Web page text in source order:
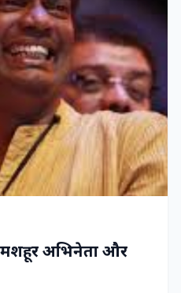
अभिनेता और